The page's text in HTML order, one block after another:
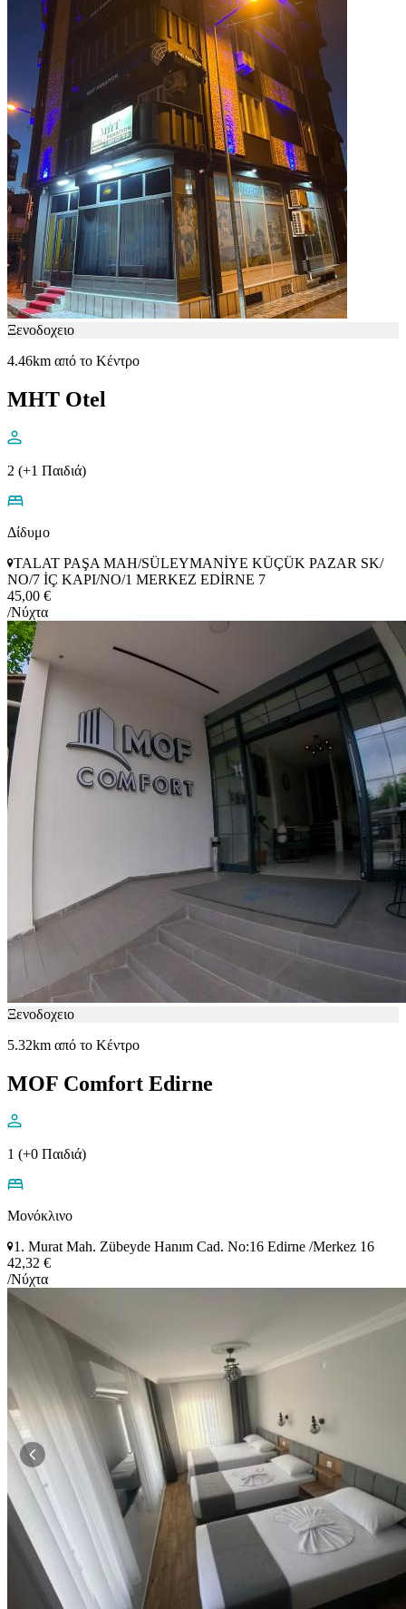
Ξενοδοχειο
4.46km από το Κέντρο
MHT Otel
2 (+1 Παιδιά)
Δίδυμο
TALAT PAŞA MAH/SÜLEYMANİYE KÜÇÜK PAZAR SK/
NO/7 İÇ KAPI/NO/1 MERKEZ EDİRNE 7
45,00 €
/Νύχτα
Ξενοδοχειο
5.32km από το Κέντρο
MOF Comfort Edirne
1 (+0 Παιδιά)
Μονόκλινο
1. Murat Mah. Zübeyde Hanım Cad. No:16 Edirne /Merkez 16
42,32 €
/Νύχτα